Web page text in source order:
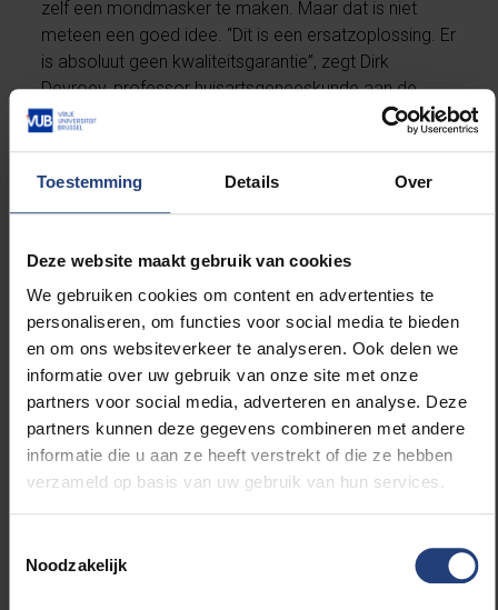
Toestemming Details Over
Deze website maakt gebruik van cookies
We gebruiken cookies om content en advertenties te
personaliseren, om functies voor social media te bieden
en om ons websiteverkeer te analyseren. Ook delen we
informatie over uw gebruik van onze site met onze
partners voor social media, adverteren en analyse. Deze
partners kunnen deze gegevens combineren met andere
informatie die u aan ze heeft verstrekt of die ze hebben
verzameld op basis van uw gebruik van hun services.
Noodzakelijk
zelf een mondmasker te maken. Maar dat is niet
meteen een goed idee. “Dit is een ersatzoplossing. Er
is absoluut geen kwaliteitsgarantie”, zegt Dirk
Devroey, professor huisartsgeneeskunde aan de
VUB. "Uiteraard is iets beter dan niets, maar veilig is
het allesbehalve." Er is niet geweten hoeveel partikels
Lees meer op
bruzz.be.
Lees meer over:
Maatschappij en engagement